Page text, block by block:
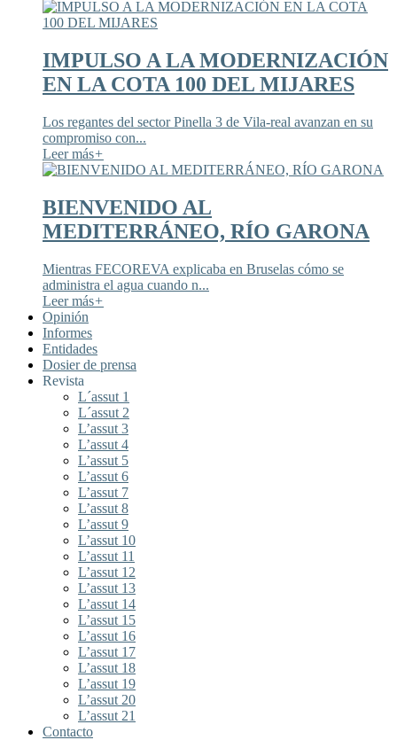
IMPULSO A LA MODERNIZACIÓN
EN LA COTA 100 DEL MIJARES
Los regantes del sector Pinella 3 de Vila-real avanzan en su
compromiso con...
Leer más+
BIENVENIDO AL
MEDITERRÁNEO, RÍO GARONA
Mientras FECOREVA explicaba en Bruselas cómo se
administra el agua cuando n...
Leer más+
Opinión
Informes
Entidades
Dosier de prensa
Revista
L´assut 1
L´assut 2
L’assut 3
L’assut 4
L’assut 5
L’assut 6
L’assut 7
L’assut 8
L’assut 9
L’assut 10
L’assut 11
L’assut 12
L’assut 13
L’assut 14
L’assut 15
L’assut 16
L’assut 17
L’assut 18
L’assut 19
L’assut 20
L’assut 21
Contacto